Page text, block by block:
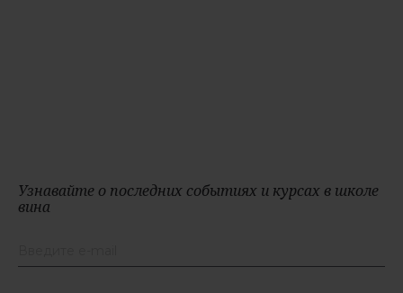
Узнавайте о последних событиях и курсах в школе
вина